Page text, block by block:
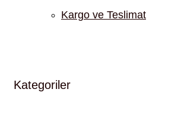
Kargo ve Teslimat
Kategoriler